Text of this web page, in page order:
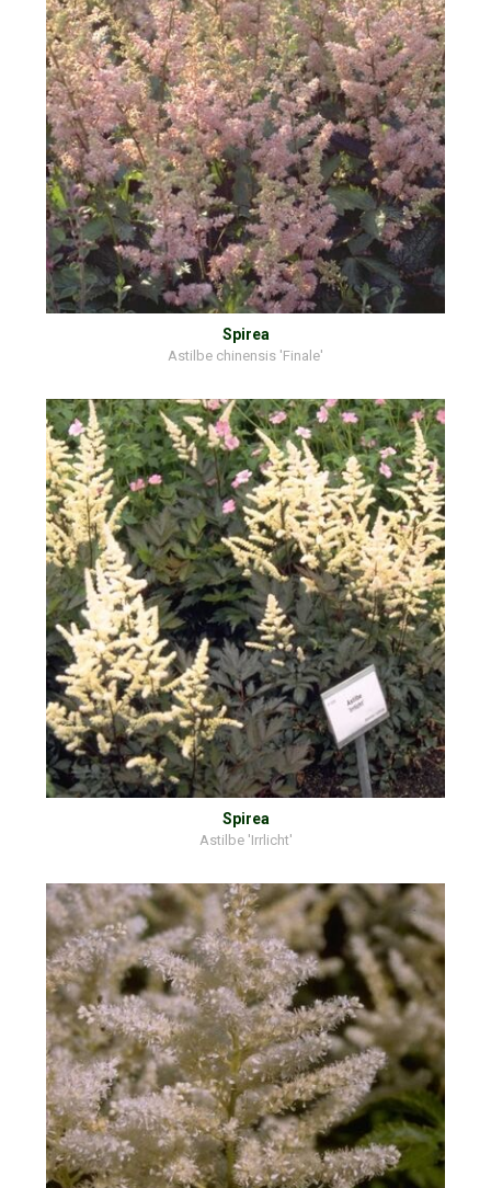
Spirea
Astilbe chinensis 'Finale'
Spirea
Astilbe 'Irrlicht'